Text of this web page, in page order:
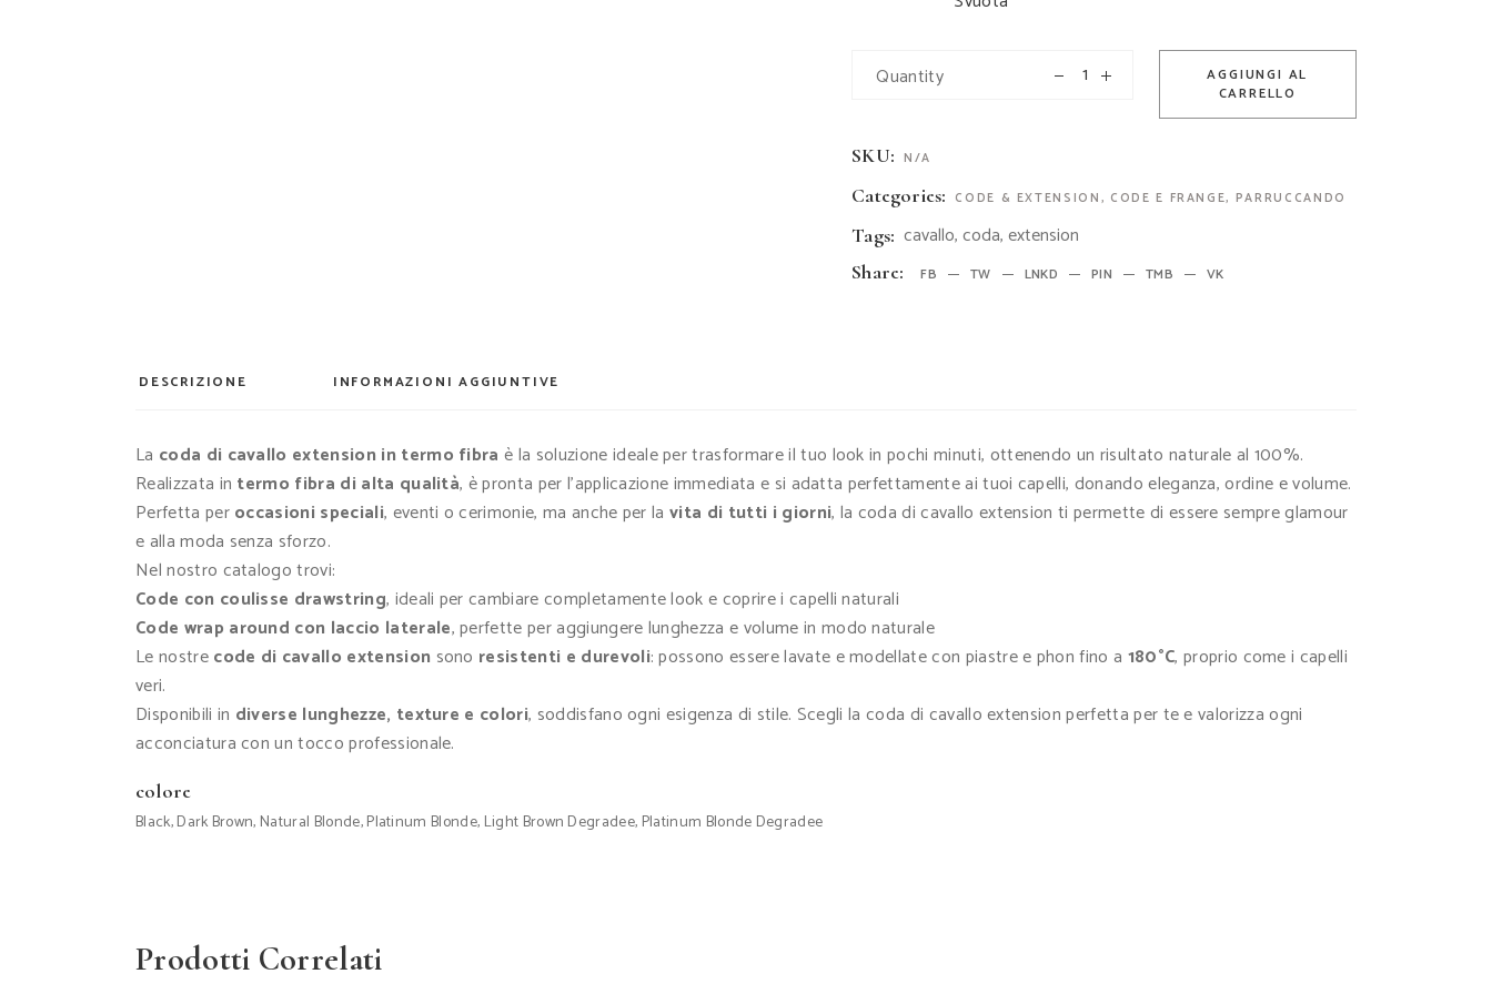
Quantity
AGGIUNGI AL
CARRELLO
SKU: N/A
Categories: CODE & EXTENSION, CODE E FRANGE, PARRUCCANDO
Tags: cavallo,coda,extension
Share: FB TW LNKD PIN TMB VK
DESCRIZIONE INFORMAZIONI AGGIUNTIVE
La coda di cavallo extension in termo fibra è la soluzione ideale per trasformare il tuo look in pochi minuti, ottenendo un risultato naturale al 100%.
Realizzata in termo fibra di alta qualità, è pronta per l’applicazione immediata e si adatta perfettamente ai tuoi capelli, donando eleganza, ordine e volume.
Perfetta peroccasioni speciali, eventi o cerimonie, ma anche per lavita di tutti i giorni, la coda di cavallo extension ti permette di essere sempre glamour
e alla moda senza sforzo.
Nel nostro catalogo trovi:
Code con coulisse drawstring, ideali per cambiare completamente look e coprire i capelli naturali
Code wrap around con laccio laterale, perfette per aggiungere lunghezza e volume in modo naturale
Le nostrecode di cavallo extension sono resistenti e durevoli: possono essere lavate e modellate con piastre e phon fino a 180°C, proprio come i capelli
veri.
Disponibili in diverse lunghezze, texture e colori, soddisfano ogni esigenza di stile. Scegli la coda di cavallo extension perfetta per te e valorizza ogni
acconciatura con un tocco professionale.
colore
Black, Dark Brown, Natural Blonde, Platinum Blonde, Light Brown Degradee, Platinum Blonde Degradee
Prodotti Correlati